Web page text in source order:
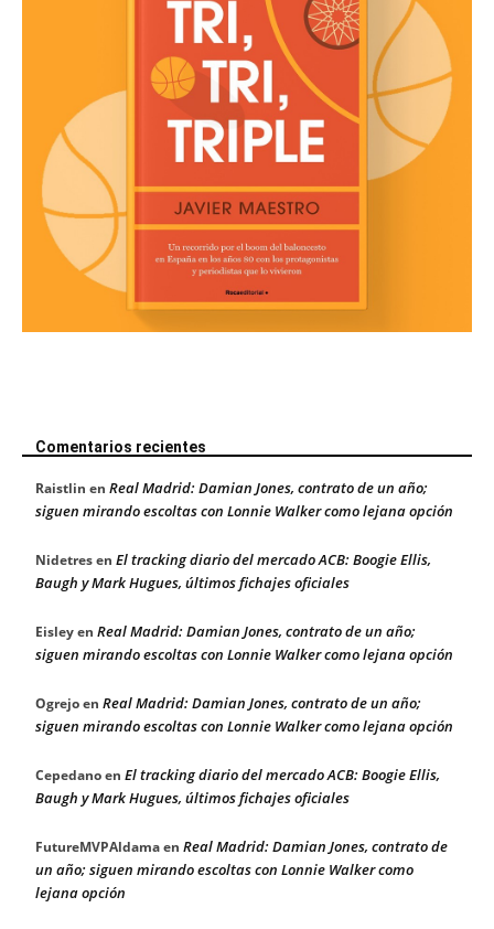
Comentarios recientes
Raistlin en Real Madrid: Damian Jones, contrato de un año;
siguen mirando escoltas con Lonnie Walker como lejana opción
Nidetresen El tracking diario del mercado ACB: Boogie Ellis,
Baugh y Mark Hugues, últimos fichajes oficiales
Eisleyen Real Madrid: Damian Jones, contrato de un año;
siguen mirando escoltas con Lonnie Walker como lejana opción
Ogrejoen Real Madrid: Damian Jones, contrato de un año;
siguen mirando escoltas con Lonnie Walker como lejana opción
Cepedanoen El tracking diario del mercado ACB: Boogie Ellis,
Baugh y Mark Hugues, últimos fichajes oficiales
FutureMVPAldamaen Real Madrid: Damian Jones, contrato de
un año; siguen mirando escoltas con Lonnie Walker como
lejana opción